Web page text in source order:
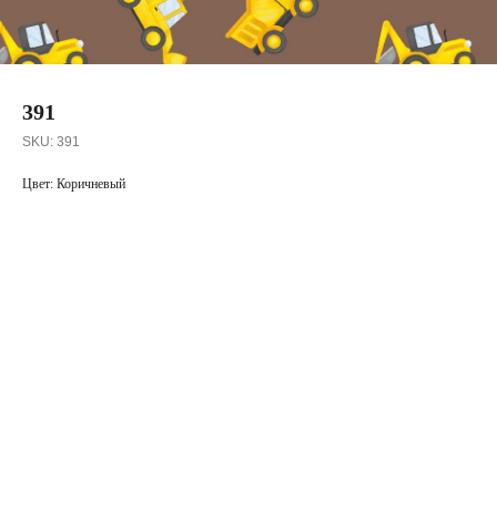
391
SKU: 391
Цвет: Коричневый